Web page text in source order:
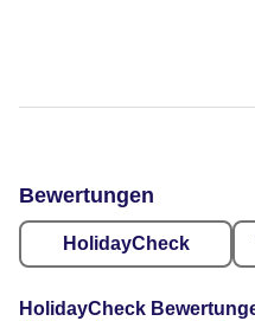
Bewertungen
HolidayCheck
HolidayCheck